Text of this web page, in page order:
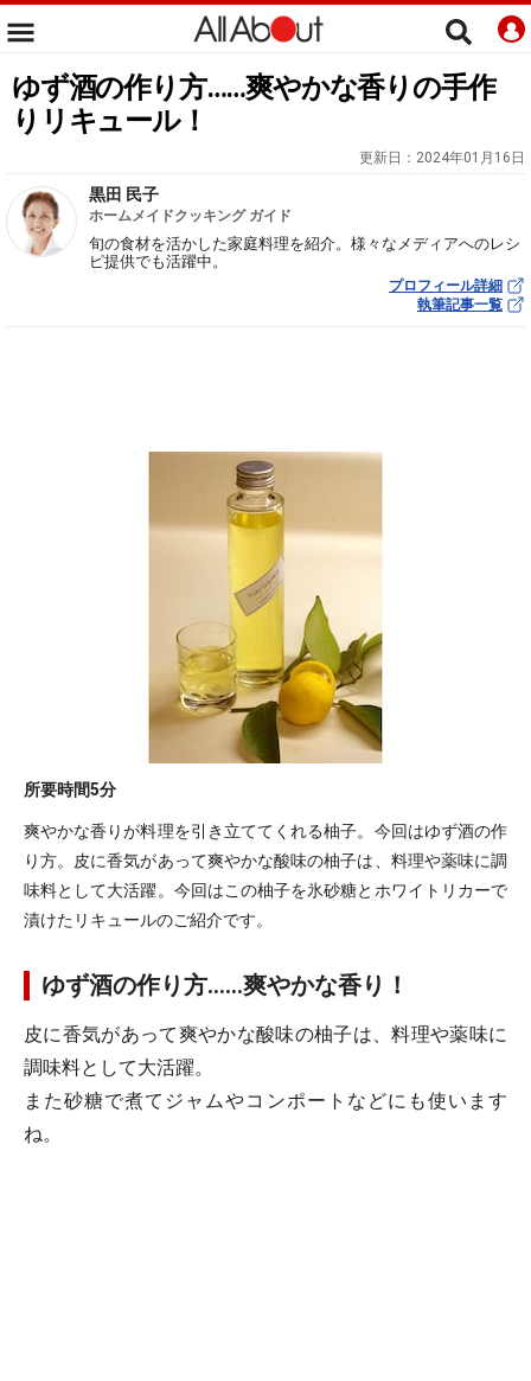
ゆず酒の作り方……爽やかな香りの手作
りリキュール！
更新日： 2024年01月16日
黒田 民子
ホームメイドクッキング ガイド
旬の食材を活かした家庭料理を紹介。様々なメディアへのレシ
ピ提供でも活躍中。
プロフィール詳細
執筆記事一覧
所要時間5分
爽やかな香りが料理を引き立ててくれる柚子。今回はゆず酒の作
り方。皮に香気があって爽やかな酸味の柚子は、料理や薬味に調
味料として大活躍。今回はこの柚子を氷砂糖とホワイトリカーで
漬けたリキュールのご紹介です。
ゆず酒の作り方……爽やかな香り！
皮に香気があって爽やかな酸味の柚子は、料理や薬味に
調味料として大活躍。
また砂糖で煮てジャムやコンポートなどにも使います
ね。